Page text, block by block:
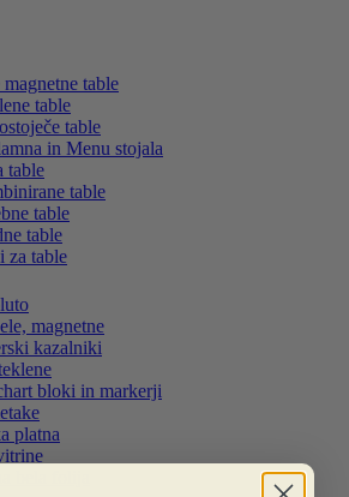
table
table
table
in Menu stojala
table
table
table
table
za table
magnetne
kazalniki
bloki in markerji
platna